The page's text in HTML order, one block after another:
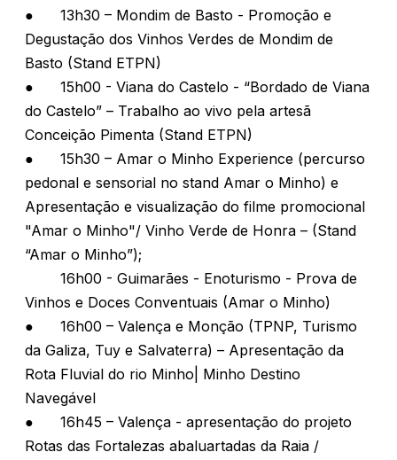
●
13h30 – Mondim de Basto - Promoção e
Degustação dos Vinhos Verdes de Mondim de
Basto (Stand ETPN)
●
15h00 - Viana do Castelo - “Bordado de Viana
do Castelo” – Trabalho ao vivo pela artesã
Conceição Pimenta (Stand ETPN)
●
15h30 – Amar o Minho Experience (percurso
pedonal e sensorial no stand Amar o Minho) e
Apresentação e visualização do filme promocional
"Amar o Minho"/ Vinho Verde de Honra – (Stand
“Amar o Minho”);
16h00 - Guimarães - Enoturismo - Prova de
Vinhos e Doces Conventuais (Amar o Minho)
●
16h00 – Valença e Monção (TPNP, Turismo
da Galiza, Tuy e Salvaterra) – Apresentação da
Rota Fluvial do rio Minho| Minho Destino
Navegável
●
16h45 – Valença - apresentação do projeto
Rotas das Fortalezas abaluartadas da Raia /